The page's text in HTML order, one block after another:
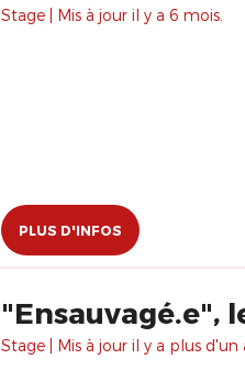
Stage | Mis à jour il y a 6 mois.
PLUS D'INFOS
"Ensauvagé.e",
Stage | Mis à jour il y a plus d'un